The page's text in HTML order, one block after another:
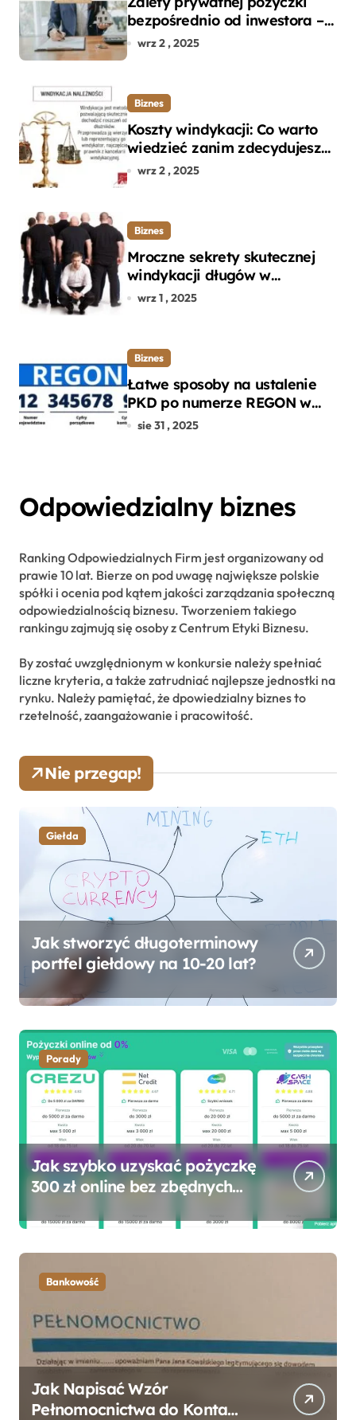
bezpośrednio od inwestora –
dlaczego warto?
wrz 2 , 2025
Biznes
Koszty windykacji: Co warto
wiedzieć zanim zdecydujesz
się na odzyskanie długu?
wrz 2 , 2025
Biznes
Mroczne sekrety skutecznej
windykacji długów w
departamencie windykacji
wrz 1 , 2025
Biznes
Łatwe sposoby na ustalenie
PKD po numerze REGON w
kilku prostych krokach
sie 31 , 2025
Odpowiedzialny biznes
Ranking Odpowiedzialnych Firm jest organizowany od
prawie 10 lat. Bierze on pod uwagę największe polskie
spółki i ocenia pod kątem jakości zarządzania społeczną
odpowiedzialnością biznesu. Tworzeniem takiego
rankingu zajmują się osoby z Centrum Etyki Biznesu.
By zostać uwzględnionym w konkursie należy spełniać
liczne kryteria, a także zatrudniać najlepsze jednostki na
rynku. Należy pamiętać, że dpowiedzialny biznes to
rzetelność, zaangażowanie i pracowitość.
Nie przegap!
Giełda
Jak stworzyć długoterminowy
portfel giełdowy na 10-20 lat?
Porady
Jak szybko uzyskać pożyczkę
300 zł online bez zbędnych
Bankowość
Jak Napisać Wzór
Pełnomocnictwa do Konta